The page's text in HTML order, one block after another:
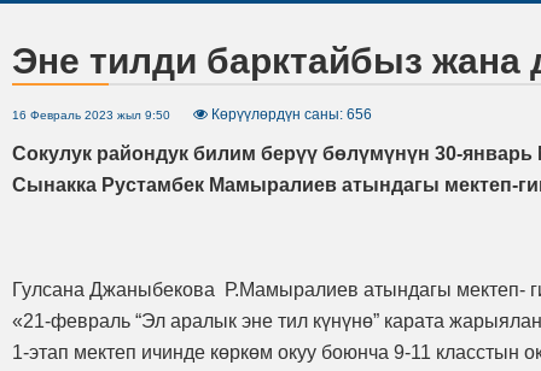
Эне тилди барктайбыз жана
16 Февраль 2023 жыл 9:50 Көрүүлөрдүн саны: 656
Сокулук райондук билим берүү бөлүмүнүн 30-
Сынакка Рустамбек Мамыралиев атындагы мектеп-
Гулсана Джаныбекова Р.Мамыралиев атындагы мектеп-
«21-февраль “Эл аралык эне тил күнүнө” карата
1-этап мектеп ичинде көркөм окуу боюнча 9-11 класстын